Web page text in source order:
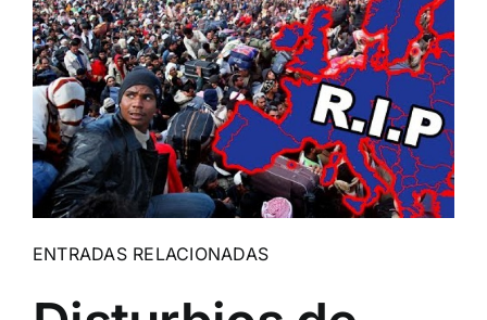
ENTRADAS RELACIONADAS